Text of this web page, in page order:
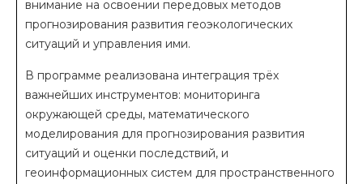
внимание на освоении передовых методов
прогнозирования развития геоэкологических
ситуаций и управления ими.
В программе реализована интеграция трёх
важнейших инструментов: мониторинга
окружающей среды, математического
моделирования для прогнозирования развития
ситуаций и оценки последствий, и
геоинформационных систем для пространственного